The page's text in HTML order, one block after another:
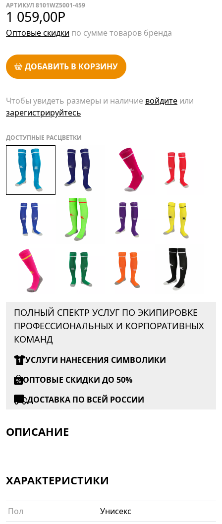
АРТИКУЛ 8101WZ5001-459
1 059,00Р
Оптовые скидки по сумме товаров бренда
ДОБАВИТЬ В КОРЗИНУ
Чтобы увидеть размеры и наличие войдите или
зарегистрируйтесь
ДОСТУПНЫЕ РАСЦВЕТКИ
ПОЛНЫЙ СПЕКТР УСЛУГ ПО ЭКИПИРОВКЕ
ПРОФЕССИОНАЛЬНЫХ И КОРПОРАТИВНЫХ
КОМАНД
УСЛУГИ НАНЕСЕНИЯ СИМВОЛИКИ
ОПТОВЫЕ СКИДКИ ДО 50%
ДОСТАВКА ПО ВСЕЙ РОССИИ
ОПИСАНИЕ
ХАРАКТЕРИСТИКИ
Пол
Унисекс